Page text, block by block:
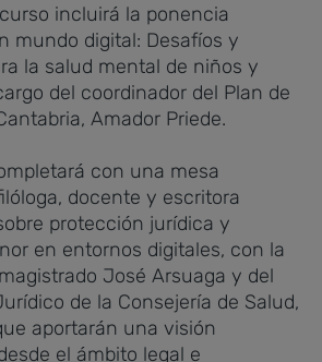
incluirá la ponencia
mundo digital: Desafíos y
la salud mental de niños y
del coordinador del Plan de
Amador Priede.
con una mesa
docente y escritora
protección jurídica y
en entornos digitales, con la
José Arsuaga y del
de la Consejería de Salud,
aportarán una visión
el ámbito legal e